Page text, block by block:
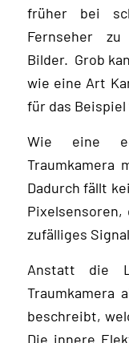
früher bei
Fernseher
Bilder. Grob
wie eine Art
für das Beispiel
Wie eine
Traumkamera
Dadurch fällt
zufälliges
Anstatt die
Traumkamera
beschreibt,
Die innere